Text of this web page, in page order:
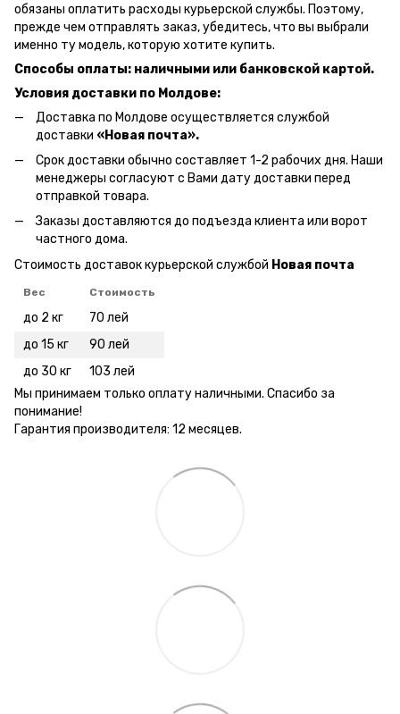
обязаны оплатить расходы курьерской службы. Поэтому,
прежде чем отправлять заказ, убедитесь, что вы выбрали
именно ту модель, которую хотите купить.
Способы оплаты: наличными или банковской картой.
Условия доставки по Молдове:
Доставка по Молдове осуществляется службой
доставки «Новая почта».
Срок доставки обычно составляет 1-2 рабочих дня. Наши
менеджеры согласуют с Вами дату доставки перед
отправкой товара.
Заказы доставляются до подъезда клиента или ворот
частного дома.
Стоимость доставок курьерской службой Новая почта
Вес Стоимость
до 2 кг
70 лей
до 15 кг
90 лей
до 30 кг
103 лей
Мы принимаем только оплату наличными. Спасибо за
понимание!
Гарантия производителя: 12 месяцев.